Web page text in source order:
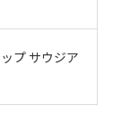
プ サウジア